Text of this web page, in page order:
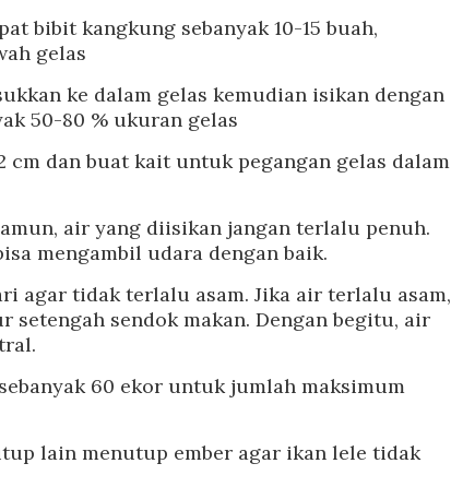
bibit kangkung sebanyak 10-15 buah,
gelas
ke dalam gelas kemudian isikan dengan
50-80 % ukuran gelas
cm dan buat kait untuk pegangan gelas dalam
air yang diisikan jangan terlalu penuh.
mengambil udara dengan baik.
agar tidak terlalu asam. Jika air terlalu asam,
setengah sendok makan. Dengan begitu, air
60 ekor untuk jumlah maksimum
lain menutup ember agar ikan lele tidak